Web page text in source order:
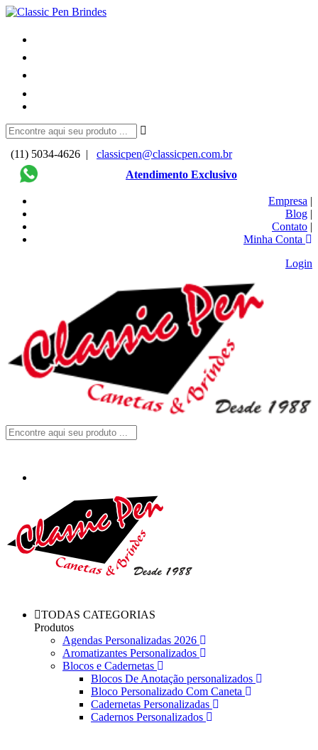
(11) 5034-4626 |
classicpen@classicpen.com.br
Atendimento Exclusivo
Empresa |
Blog |
Contato |
Minha Conta
Login
TODAS CATEGORIAS
Produtos
Agendas Personalizadas 2026
Aromatizantes Personalizados
Blocos e Cadernetas
Blocos De Anotação personalizados
Bloco Personalizado Com Caneta
Cadernetas Personalizadas
Cadernos Personalizados